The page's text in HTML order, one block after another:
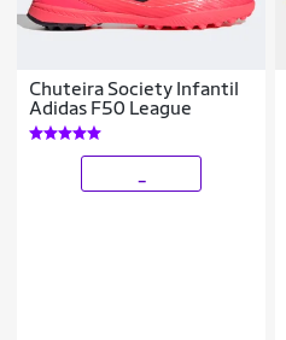
Chuteira Society Infantil
Adidas F50 League